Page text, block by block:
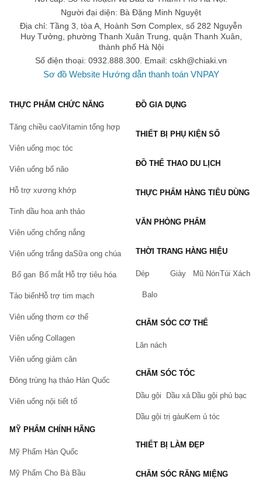
Người đại diện: Bà Đặng Minh Nguyệt
Địa chỉ: Tầng 3, tòa A, Hoành Sơn Complex, số 282 Nguyễn
Huy Tưởng, phường Thanh Xuân Trung, quận Thanh Xuân,
thành phố Hà Nội
Số điện thoại: 0932.888.300. Email: cskh@chiaki.vn
Sơ đồ Website Hướng dẫn thanh toán VNPAY
THỰC PHẨM CHỨC NĂNG
Tăng chiều caoVitamin tổng hợp
Viên uống mọc tóc
Viên uống bổ não
Hỗ trợ xương khớp
Tinh dầu hoa anh thảo
Viên uống chống nắng
Viên uống trắng daSữa ong chúa
Bổ gan Bổ mắt Hỗ trợ tiêu hóa
Tảo biểnHỗ trợ tim mạch
Viên uống thơm cơ thể
Viên uống Collagen
Viên uống giảm cân
Đông trùng hạ thảo Hàn Quốc
Viên uống nội tiết tố
MỸ PHẨM CHÍNH HÃNG
Mỹ Phẩm Hàn Quốc
Mỹ Phẩm Cho Bà Bầu
ĐỒ GIA DỤNG
THIẾT BỊ PHỤ KIỆN SỐ
ĐỒ THỂ THAO DU LỊCH
THỰC PHẨM HÀNG TIÊU DÙNG
VĂN PHÒNG PHẨM
THỜI TRANG HÀNG HIỆU
Dép Giày Mũ NónTúi Xách
Balo
CHĂM SÓC CƠ THỂ
Lăn nách
CHĂM SÓC TÓC
Dầu gội Dầu xả Dầu gội phủ bạc
Dầu gội trị gàuKem ủ tóc
THIẾT BỊ LÀM ĐẸP
CHĂM SÓC RĂNG MIỆNG